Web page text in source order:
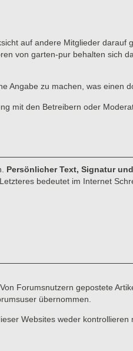
auf andere Mitglieder darauf
von garten-pur behalten sich
Angabe zu machen, was einen
mit den Betreibern oder
Persönlicher Text, Signatur
bedeutet im Internet
Forumsnutzern gepostete
übernommen.
Websites weder